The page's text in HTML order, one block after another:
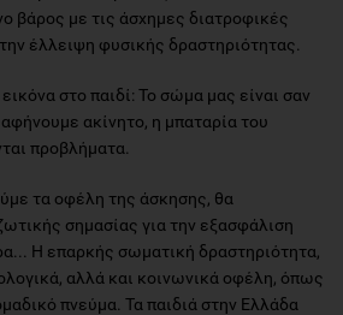
βάρος με τις άσχημες διατροφικές
έλλειψη φυσικής δραστηριότητας.
στο παιδί: Το σώμα μας είναι σαν
ακίνητο, η μπαταρία του
προβλήματα.
τα οφέλη της άσκησης, θα
σημασίας για την εξασφάλιση
Η επαρκής σωματική δραστηριότητα,
αλλά και κοινωνικά οφέλη, όπως
πνεύμα. Τα παιδιά στην Ελλάδα